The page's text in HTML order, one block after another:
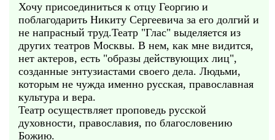
Хочу присоединиться к отцу Георгию и
поблагодарить Никиту Сергеевича за его долгий и
не напрасный труд.Театр "Глас" выделяется из
других театров Москвы. В нем, как мне видится,
нет актеров, есть "образы действующих лиц",
созданные энтузиастами своего дела. Людьми,
которым не чужда именно русская, православная
культура и вера.
Театр осуществляет проповедь русской
духовности, православия, по благословению
Божию.